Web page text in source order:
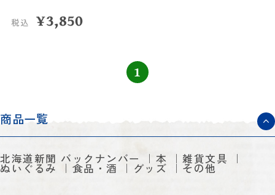
税込 ¥3,850
1
商品一覧
北海道新聞 バックナンバー 本 雑貨文具
ぬいぐるみ 食品・酒 グッズ その他